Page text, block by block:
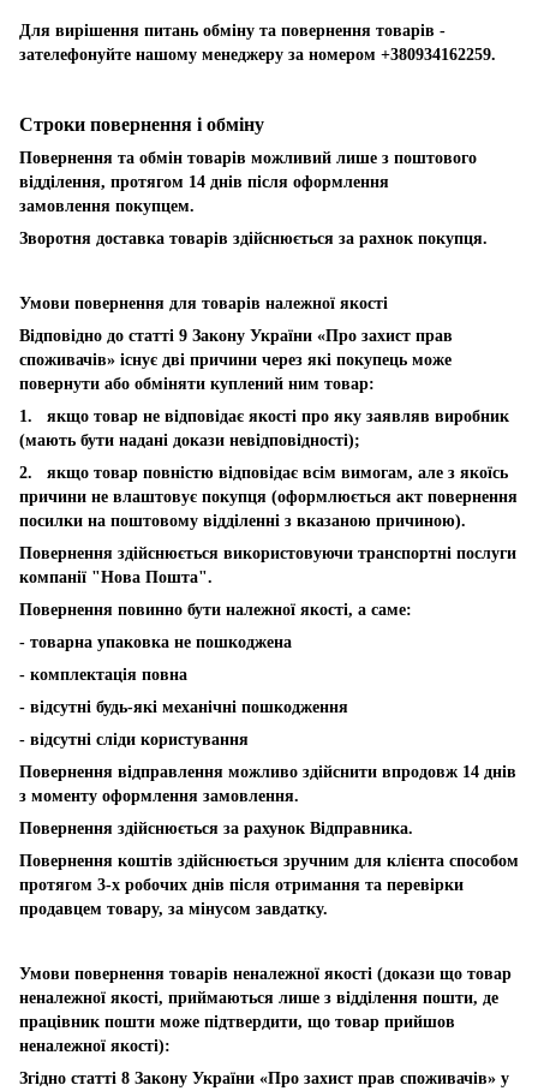
Для вирішення питань обміну та повернення товарів -
зателефонуйте нашому менеджеру за номером +380934162259.
Строки повернення і обміну
Повернення та обмін товарів можливий лише з поштового
відділення, протягом 14 днів після оформлення
замовлення покупцем.
Зворотня доставка товарів здійснюється за рахнок покупця.
Умови повернення для товарів належної якості
Відповідно до статті 9 Закону України «Про захист прав
споживачів» існує дві причини через які покупець може
повернути або обміняти куплений ним товар:
1. якщо товар не відповідає якості про яку заявляв виробник
(мають бути надані докази невідповідності);
2. якщо товар повністю відповідає всім вимогам, але з якоїсь
причини не влаштовує покупця (оформлюється акт повернення
посилки на поштовому відділенні з вказаною причиною).
Повернення здійснюється використовуючи транспортні послуги
компанії "Нова Пошта".
Повернення повинно бути належної якості, а саме:
- товарна упаковка не пошкоджена
- комплектація повна
- відсутні будь-які механічні пошкодження
- відсутні сліди користування
Повернення відправлення можливо здійснити впродовж 14 днів
з моменту оформлення замовлення.
Повернення здійснюється за рахунок Відправника.
Повернення коштів здійснюється зручним для клієнта способом
протягом 3-х робочих днів після отримання та перевірки
продавцем товару, за мінусом завдатку.
Умови повернення товарів неналежної якості (докази що товар
неналежної якості, приймаються лише з відділення пошти, де
працівник пошти може підтвердити, що товар прийшов
неналежної якості):
Згідно статті 8 Закону України «Про захист прав споживачів» у